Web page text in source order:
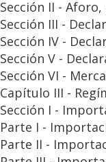
Sección II -
Sección III -
Sección IV -
Sección V -
Sección VI -
Capítulo III -
Sección I -
Parte I -
Parte II -